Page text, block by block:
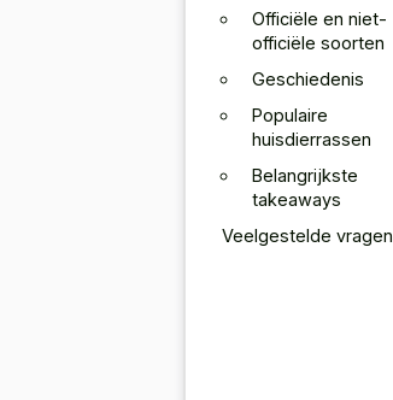
Officiële en niet-
officiële soorten
Geschiedenis
Populaire
huisdierrassen
Belangrijkste
takeaways
Veelgestelde vragen